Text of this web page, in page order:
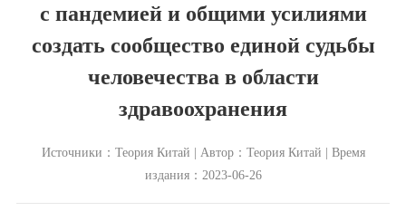
с пандемией и общими усилиями
создать сообщество единой судьбы
человечества в области
здравоохранения
Источники：Теория Китай | Автор：Теория Китай | Время
издания：2023-06-26